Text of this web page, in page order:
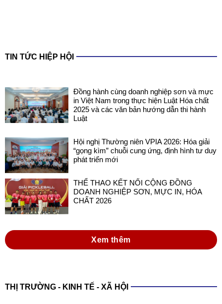
TIN TỨC HIỆP HỘI
Đồng hành cùng doanh nghiệp sơn và mực
in Việt Nam trong thực hiện Luật Hóa chất
2025 và các văn bản hướng dẫn thi hành
Luật
Hội nghị Thường niên VPIA 2026: Hóa giải
“gọng kìm” chuỗi cung ứng, định hình tư duy
phát triển mới
THỂ THAO KẾT NỐI CỘNG ĐỒNG
DOANH NGHIỆP SƠN, MỰC IN, HÓA
CHẤT 2026
Xem thêm
THỊ TRƯỜNG - KINH TẾ - XÃ HỘI